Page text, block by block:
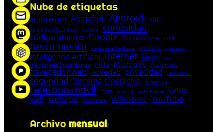
Nube de etiquetas
actualización Alphabet Android app
concepto informático consejo curiosidad
código abierto Google Google Chrome guía
herramienta historia de la Informática Informática innovación
Inteligencia Artificial Internet juego lista
mensajería instantánea Meta Microsoft Mozilla Firefox
navegador web novedad privacidad red social
seguridad Sistema Operativo streaming
teléfono móvil truco tutorial Unión Europea vídeo
web webapp WhatsApp Windows YouTube
Archivo mensual